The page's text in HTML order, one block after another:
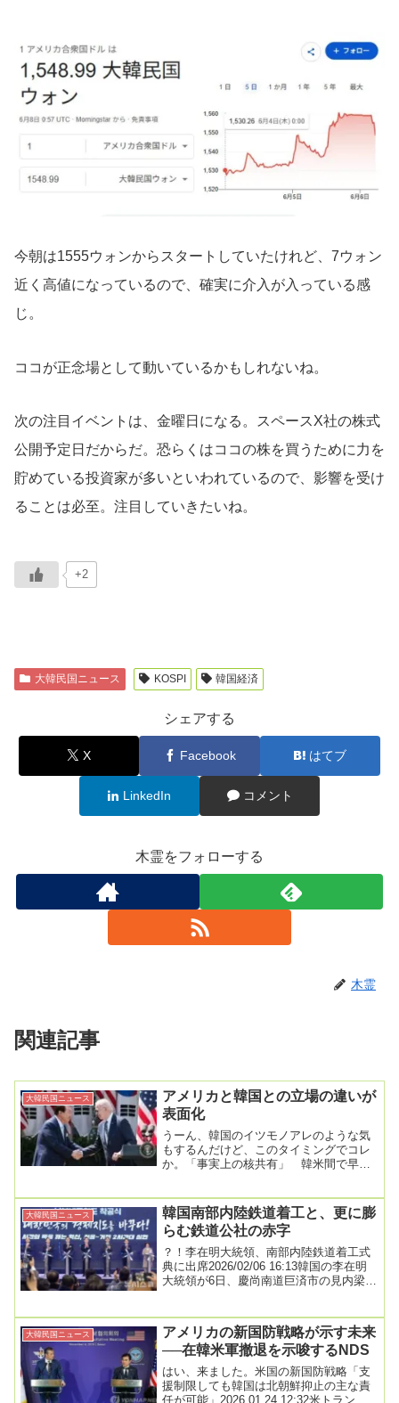
今朝は1555ウォンからスタートしていたけれど、7ウォン
近く高値になっているので、確実に介入が入っている感
じ。
ココが正念場として動いているかもしれないね。
次の注目イベントは、金曜日になる。スペースX社の株式
公開予定日だからだ。恐らくはココの株を買うために力を
貯めている投資家が多いといわれているので、影響を受け
ることは必至。注目していきたいね。
+2
大韓民国ニュース KOSPI 韓国経済
シェアする
X Facebook はてブ
LinkedIn コメント
木霊をフォローする
木霊
関連記事
大韓民国ニュース
アメリカと韓国との立場の違いが
表面化
うーん、韓国のイツモノアレのような気
もするんだけど、このタイミングでコレ
か。「事実上の核共有」 韓米間で早く
大韓民国ニュース
韓国南部内陸鉄道着工と、更に膨
らむ鉄道公社の赤字
？！李在明大統領、南部内陸鉄道着工式
典に出席2026/02/06 16:13韓国の李在明
大統領が6日、慶尚南道巨済市の見内梁付
大韓民国ニュース
アメリカの新国防戦略が示す未来
──在韓米軍撤退を示唆するNDS
はい、来ました。米国の新国防戦略「支
援制限しても韓国は北朝鮮抑止の主な責
任が可能」2026.01.24 12:32米トランプ